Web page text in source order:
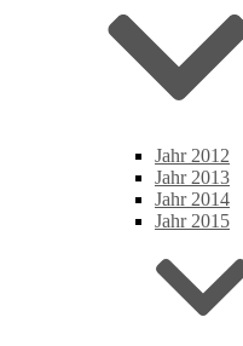
Jahr 2012
Jahr 2013
Jahr 2014
Jahr 2015